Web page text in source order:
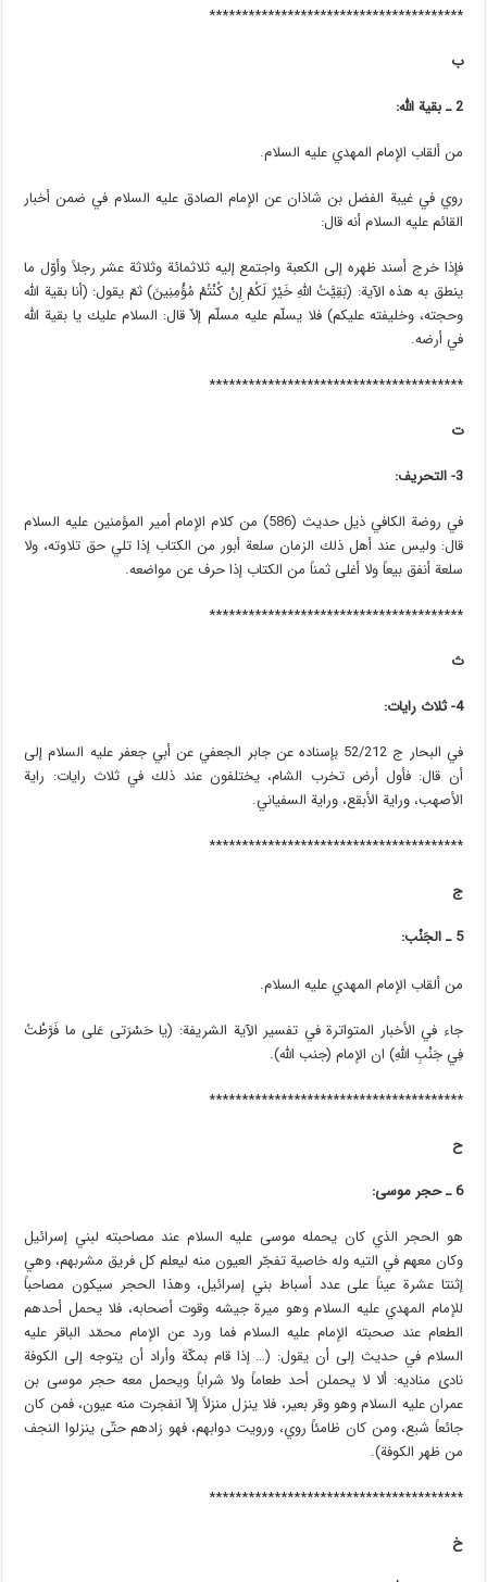
***************************************
ب
2 ـ بقية الله:
من ألقاب الإمام المهدي عليه السلام.
روي في غيبة الفضل بن شاذان عن الإمام الصادق عليه السلام في ضمن أخبار
القائم عليه السلام أنه قال:
فإذا خرج أسند ظهره إلى الكعبة واجتمع إليه ثلاثمائة وثلاثة عشر رجلاً وأوّل ما
ينطق به هذه الآية: (بَقِيَّتُ اللَّهِ خَيْرٌ لَكُمْ إِنْ كُنْتُمْ مُؤْمِنِينَ) ثمّ يقول: (أنا بقية الله
وحجته، وخليفته عليكم) فلا يسلّم عليه مسلّم إلاّ قال: السلام عليك يا بقية الله
في أرضه.
***************************************
ت
3- التحريف:
في روضة الكافي ذيل حديث (586) من كلام الإمام أمير المؤمنين عليه السلام
قال: وليس عند أهل ذلك الزمان سلعة أبور من الكتاب إذا تلي حق تلاوته، ولا
سلعة أنفق بيعاً ولا أغلى ثمناً من الكتاب إذا حرف عن مواضعه.
***************************************
ث
4- ثلاث رايات:
في البحار ج 52/212 بإسناده عن جابر الجعفي عن أبي جعفر عليه السلام إلى
أن قال: فأول أرض تخرب الشام، يختلفون عند ذلك في ثلاث رايات: راية
الأصهب، وراية الأبقع، وراية السفياني.
***************************************
ج
5 ـ الجَنْب:
من ألقاب الإمام المهدي عليه السلام.
جاء في الأخبار المتواترة في تفسير الآية الشريفة: (يا حَسْرَتى عَلى ما فَرَّطْتُ
فِي جَنْبِ اللَّهِ) ان الإمام (جنب الله).
***************************************
ح
6 ـ حجر موسى:
هو الحجر الذي كان يحمله موسى عليه السلام عند مصاحبته لبني إسرائيل
وكان معهم في التيه وله خاصية تفجّر العيون منه ليعلم كل فريق مشربهم، وهي
إثنتا عشرة عيناً على عدد أسباط بني إسرائيل، وهذا الحجر سيكون مصاحباً
للإمام المهدي عليه السلام وهو ميرة جيشه وقوت أصحابه، فلا يحمل أحدهم
الطعام عند صحبته الإمام عليه السلام فما ورد عن الإمام محمّد الباقر عليه
السلام في حديث إلى أن يقول: (… إذا قام بمكّة وأراد أن يتوجه إلى الكوفة
نادى مناديه: ألا لا يحملن أحد طعاماً ولا شراباً ويحمل معه حجر موسى بن
عمران عليه السلام وهو وقر بعير، فلا ينزل منزلاً إلاّ انفجرت منه عيون، فمن كان
جائعاً شبع، ومن كان ظامئاً روي، ورويت دوابهم، فهو زادهم حتّى ينزلوا النجف
من ظهر الكوفة).
***************************************
خ